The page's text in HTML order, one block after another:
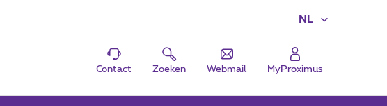
NL
Contact Zoeken Webmail MyProximus